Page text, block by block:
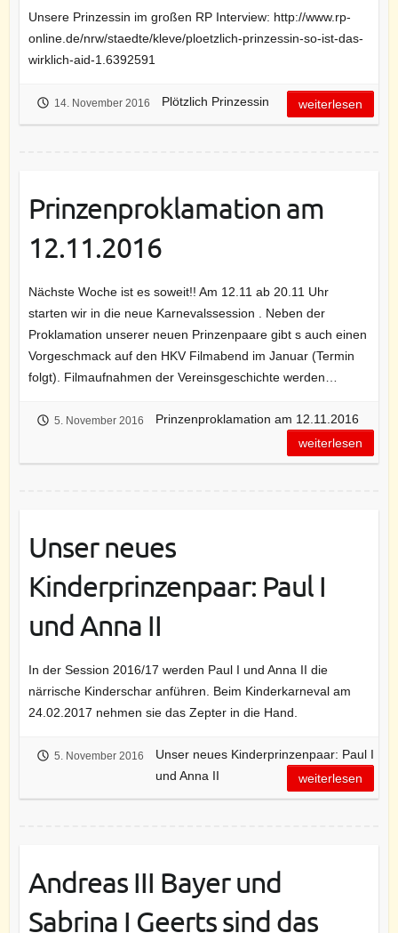
Unsere Prinzessin im großen RP Interview: http://www.rp-
online.de/nrw/staedte/kleve/ploetzlich-prinzessin-so-ist-das-
wirklich-aid-1.6392591
14. November 2016 Plötzlich Prinzessin weiterlesen
Prinzenproklamation am
12.11.2016
Nächste Woche ist es soweit!! Am 12.11 ab 20.11 Uhr
starten wir in die neue Karnevalssession . Neben der
Proklamation unserer neuen Prinzenpaare gibt s auch einen
Vorgeschmack auf den HKV Filmabend im Januar (Termin
folgt). Filmaufnahmen der Vereinsgeschichte werden…
5. November 2016
Prinzenproklamation am 12.11.2016
weiterlesen
Unser neues
Kinderprinzenpaar: Paul I
und Anna II
In der Session 2016/17 werden Paul I und Anna II die
närrische Kinderschar anführen. Beim Kinderkarneval am
24.02.2017 nehmen sie das Zepter in die Hand.
5. November 2016
Unser neues Kinderprinzenpaar: Paul I
und Anna II
weiterlesen
Andreas III Bayer und
Sabrina I Geerts sind das